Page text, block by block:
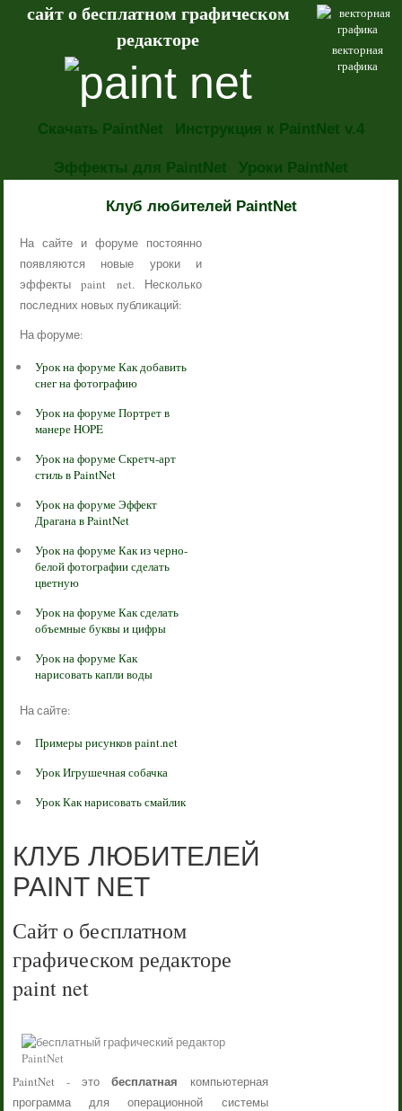
векторная
графика
сайт о бесплатном графическом
редакторе
Скачать PaintNet Инструкция к PaintNet v.4
Эффекты для PaintNet Уроки PaintNet
Клуб любителей PaintNet
На сайте и форуме постоянно
появляются новые уроки и
эффекты paint net. Несколько
последних новых публикаций:
На форуме:
Урок на форуме Как добавить
снег на фотографию
Урок на форуме Портрет в
манере HOPE
Урок на форуме Скретч-арт
стиль в PaintNet
Урок на форуме Эффект
Драгана в PaintNet
Урок на форуме Как из черно-
белой фотографии сделать
цветную
Урок на форуме Как сделать
объемные буквы и цифры
Урок на форуме Как
нарисовать капли воды
На сайте:
Примеры рисунков paint.net
Урок Игрушечная собачка
Урок Как нарисовать смайлик
КЛУБ ЛЮБИТЕЛЕЙ
PAINT NET
Сайт о бесплатном
графическом редакторе
paint net
PaintNet - этобесплатная компьютерная
программа для операционной системы